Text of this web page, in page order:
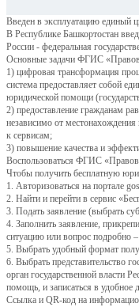
Введен в эксплуатацию единый
В Республике Башкортостан
России - федеральная
Основные задачи ФГИС
1) цифровая трансформация
система предоставляет собой
юридической помощи
2) предоставление гражданам
независимо от
к сервисам;
3) повышение качества и
Воспользоваться ФГИС
Чтобы получить бесплатную
1. Авторизоваться на портале
2. Найти и перейти в сервис
3. Подать заявление (выбрать
4. Заполнить заявление,
ситуацию или вопрос подробно
5. Выбрать удобный формат
6. Выбрать представительство
орган государственной власти
помощь, и записаться в удобное
Ссылка и QR-код на